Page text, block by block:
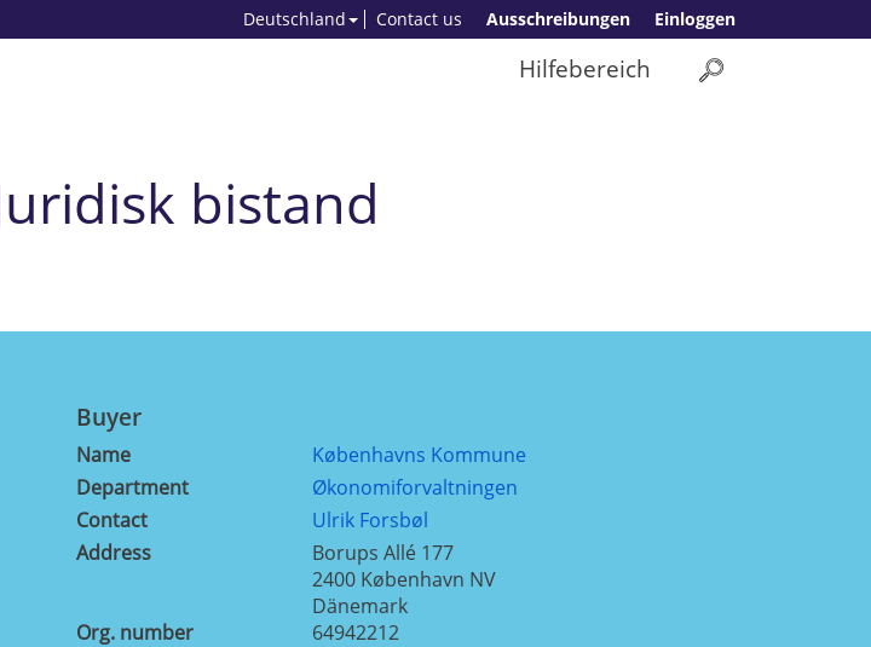
Einloggen
Ausschreibungen
Contact us
Deutschland
Hilfebereich
bistand
Buyer
Name
Københavns Kommune
Department
Økonomiforvaltningen
Contact
Ulrik Forsbøl
Address
Borups Allé 177
2400 København NV
Dänemark
Org. number
64942212